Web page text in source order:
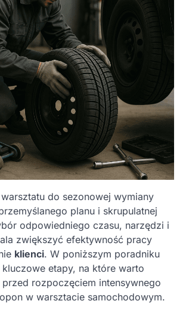
do sezonowej wymiany
planu i skrupulatnej
odpowiedniego czasu, narzędzi i
zwiększyć efektywność pracy
klienci. W poniższym poradniku
etapy, na które warto
rozpoczęciem intensywnego
w warsztacie samochodowym.